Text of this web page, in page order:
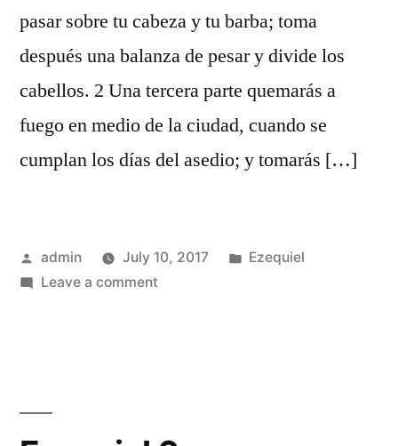
pasar sobre tu cabeza y tu barba; toma
después una balanza de pesar y divide los
cabellos. 2 Una tercera parte quemarás a
fuego en medio de la ciudad, cuando se
cumplan los días del asedio; y tomarás […]
Posted
by
admin July 10, 2017
Posted
Ezequiel
Leave a commenton